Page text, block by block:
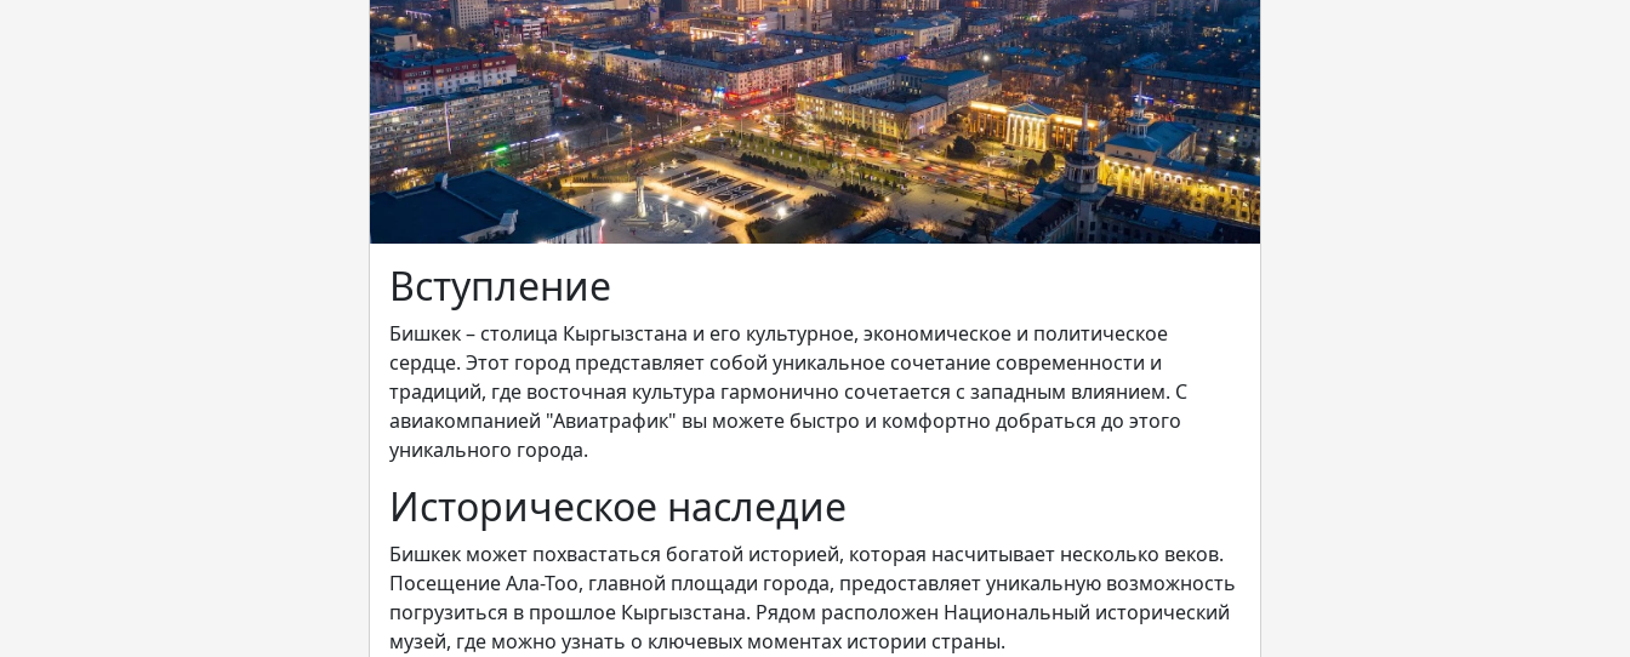
Вступление
Бишкек – столица Кыргызстана и его культурное, экономическое и политическое
сердце. Этот город представляет собой уникальное сочетание современности и
традиций, где восточная культура гармонично сочетается с западным влиянием. С
авиакомпанией "Авиатрафик" вы можете быстро и комфортно добраться до этого
уникального города.
Историческое наследие
Бишкек может похвастаться богатой историей, которая насчитывает несколько веков.
Посещение Ала-Тоо, главной площади города, предоставляет уникальную возможность
погрузиться в прошлое Кыргызстана. Рядом расположен Национальный исторический
музей, где можно узнать о ключевых моментах истории страны.